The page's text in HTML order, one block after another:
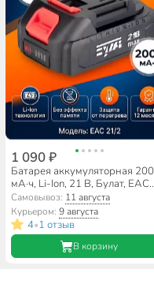
1 090 ₽
Батарея аккумуляторная
мА·ч, Li-Ion, 21 В, Булат, ЕАС
21/2, 250000212
Самовывоз: 11 августа
Курьером:9 августа
4•1 отзыв
В корзину